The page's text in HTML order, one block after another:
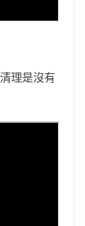
理是沒有